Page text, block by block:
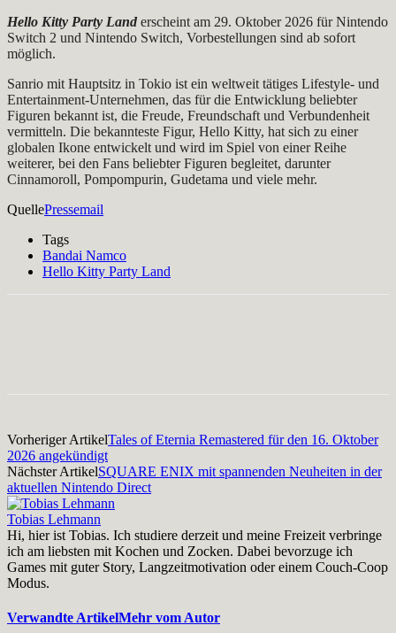
Hello Kitty Party Land erscheint am 29. Oktober 2026 für Nintendo
Switch 2 und Nintendo Switch, Vorbestellungen sind ab sofort
möglich.
Sanrio mit Hauptsitz in Tokio ist ein weltweit tätiges Lifestyle- und
Entertainment-Unternehmen, das für die Entwicklung beliebter
Figuren bekannt ist, die Freude, Freundschaft und Verbundenheit
vermitteln. Die bekannteste Figur, Hello Kitty, hat sich zu einer
globalen Ikone entwickelt und wird im Spiel von einer Reihe
weiterer, bei den Fans beliebter Figuren begleitet, darunter
Cinnamoroll, Pompompurin, Gudetama und viele mehr.
QuellePressemail
Tags
Bandai Namco
Hello Kitty Party Land
Vorheriger ArtikelTales of Eternia Remastered für den 16. Oktober
2026 angekündigt
Nächster ArtikelSQUARE ENIX mit spannenden Neuheiten in der
aktuellen Nintendo Direct
Tobias Lehmann
Hi, hier ist Tobias. Ich studiere derzeit und meine Freizeit verbringe
ich am liebsten mit Kochen und Zocken. Dabei bevorzuge ich
Games mit guter Story, Langzeitmotivation oder einem Couch-Coop
Modus.
Verwandte ArtikelMehr vom Autor